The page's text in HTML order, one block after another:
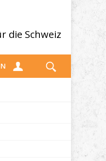
die Schweiz